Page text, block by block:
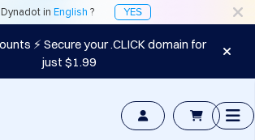
in English ? YES
⚡ Secure your .CLICK domain for
just $1.99